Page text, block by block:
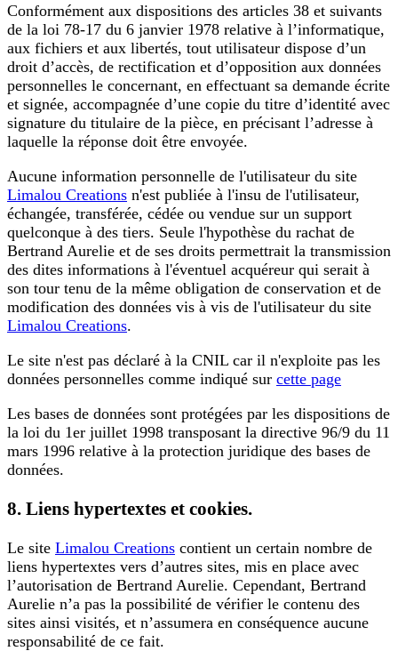
Conformément aux dispositions des articles 38 et suivants
de la loi 78-17 du 6 janvier 1978 relative à l’informatique,
aux fichiers et aux libertés, tout utilisateur dispose d’un
droit d’accès, de rectification et d’opposition aux données
personnelles le concernant, en effectuant sa demande écrite
et signée, accompagnée d’une copie du titre d’identité avec
signature du titulaire de la pièce, en précisant l’adresse à
laquelle la réponse doit être envoyée.
Aucune information personnelle de l'utilisateur du site
Limalou Creations n'est publiée à l'insu de l'utilisateur,
échangée, transférée, cédée ou vendue sur un support
quelconque à des tiers. Seule l'hypothèse du rachat de
Bertrand Aurelie et de ses droits permettrait la transmission
des dites informations à l'éventuel acquéreur qui serait à
son tour tenu de la même obligation de conservation et de
modification des données vis à vis de l'utilisateur du site
Limalou Creations.
Le site n'est pas déclaré à la CNIL car il n'exploite pas les
données personnelles comme indiqué sur cette page
Les bases de données sont protégées par les dispositions de
la loi du 1er juillet 1998 transposant la directive 96/9 du 11
mars 1996 relative à la protection juridique des bases de
données.
8. Liens hypertextes et cookies.
Le site Limalou Creations contient un certain nombre de
liens hypertextes vers d’autres sites, mis en place avec
l’autorisation de Bertrand Aurelie. Cependant, Bertrand
Aurelie n’a pas la possibilité de vérifier le contenu des
sites ainsi visités, et n’assumera en conséquence aucune
responsabilité de ce fait.